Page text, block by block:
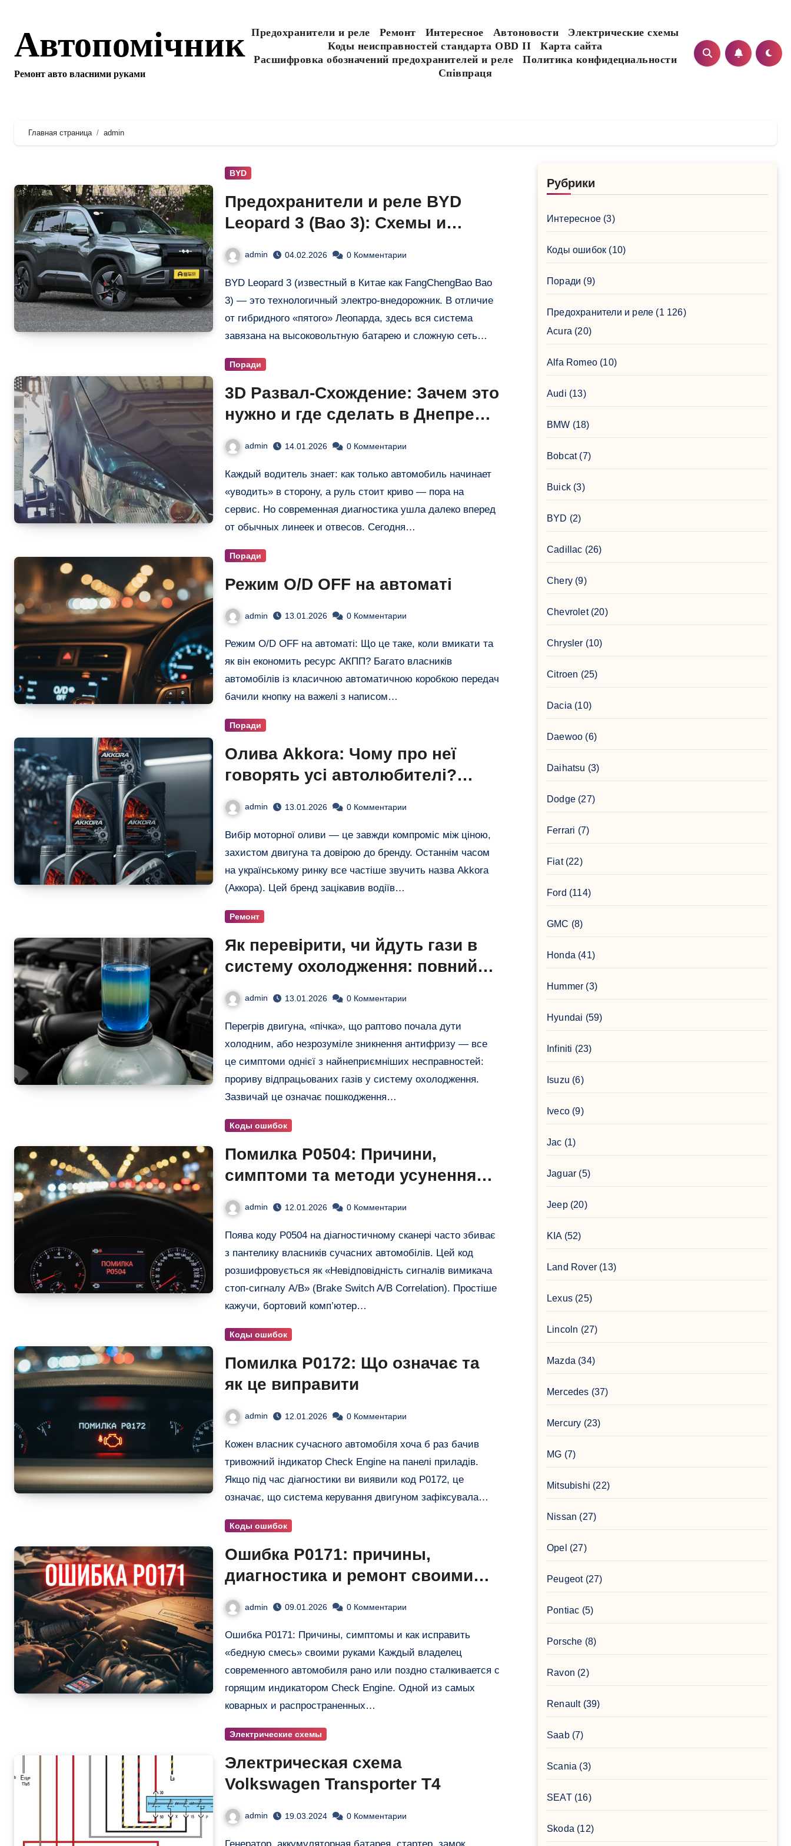
содержанию
Автопомічник
Ремонт авто власними руками
Предохранители и реле Ремонт Интересное Автоновости
Электрические схемы
Коды неисправностей стандарта OBD II
Карта сайта
Расшифровка обозначений предохранителей и реле
Политика конфидециальности
Співпраця
Главная страница admin
BYD
Предохранители и реле BYD
Leopard 3 (Bao 3): Схемы и
расположение
admin 04.02.2026 0 Комментарии
BYD Leopard 3 (известный в Китае как FangChengBao Bao
3) — это технологичный электро-внедорожник. В отличие
от гибридного «пятого» Леопарда, здесь вся система
завязана на высоковольтную батарею и сложную сеть…
Поради
3D Развал-Схождение: Зачем это
нужно и где сделать в Днепре
без очереди?
admin 14.01.2026 0 Комментарии
Каждый водитель знает: как только автомобиль начинает
«уводить» в сторону, а руль стоит криво — пора на
сервис. Но современная диагностика ушла далеко вперед
от обычных линеек и отвесов. Сегодня…
Поради
Режим O/D OFF на автоматі
admin 13.01.2026 0 Комментарии
Режим O/D OFF на автоматі: Що це таке, коли вмикати та
як він економить ресурс АКПП? ​Багато власників
автомобілів із класичною автоматичною коробкою передач
бачили кнопку на важелі з написом…
Поради
Олива Akkora: Чому про неї
говорять усі автолюбителі?
Чесний огляд бренду
admin 13.01.2026 0 Комментарии
Вибір моторної оливи — це завжди компроміс між ціною,
захистом двигуна та довірою до бренду. Останнім часом
на українському ринку все частіше звучить назва Akkora
(Аккора). Цей бренд зацікавив водіїв…
Ремонт
Як перевірити, чи йдуть гази в
систему охолодження: повний
гайд для автовласника
admin 13.01.2026 0 Комментарии
Перегрів двигуна, «пічка», що раптово почала дути
холодним, або незрозуміле зникнення антифризу — все
це симптоми однієї з найнеприємніших несправностей:
прориву відпрацьованих газів у систему охолодження. ​
Зазвичай це означає пошкодження…
Коды ошибок
Помилка P0504: Причини,
симптоми та методи усунення
несправності
admin 12.01.2026 0 Комментарии
Поява коду P0504 на діагностичному сканері часто збиває
з пантелику власників сучасних автомобілів. Цей код
розшифровується як «Невідповідність сигналів вимикача
стоп-сигналу А/В» (Brake Switch A/B Correlation). Простіше
кажучи, бортовий комп’ютер…
Коды ошибок
Помилка P0172: Що означає та
як це виправити
admin 12.01.2026 0 Комментарии
Кожен власник сучасного автомобіля хоча б раз бачив
тривожний індикатор Check Engine на панелі приладів.
Якщо під час діагностики ви виявили код P0172, це
означає, що система керування двигуном зафіксувала…
Коды ошибок
Ошибка P0171: причины,
диагностика и ремонт своими
руками
admin 09.01.2026 0 Комментарии
Ошибка P0171: Причины, симптомы и как исправить
«бедную смесь» своими руками ​Каждый владелец
современного автомобиля рано или поздно сталкивается с
горящим индикатором Check Engine. Одной из самых
коварных и распространенных…
Электрические схемы
Электрическая схема
Volkswagen Transporter T4
admin 19.03.2024 0 Комментарии
Рубрики
Интересное (3)
Коды ошибок (10)
Поради (9)
Предохранители и реле (1 126)
Acura (20)
Alfa Romeo (10)
Audi (13)
BMW (18)
Bobcat(7)
Buick (3)
BYD (2)
Cadillac (26)
Chery (9)
Chevrolet(20)
Chrysler (10)
Citroen (25)
Dacia (10)
Daewoo (6)
Daihatsu (3)
Dodge (27)
Ferrari (7)
Fiat(22)
Ford (114)
GMC (8)
Honda (41)
Hummer (3)
Hyundai (59)
Infiniti (23)
Isuzu (6)
Iveco (9)
Jac (1)
Jaguar (5)
Jeep(20)
KIA(52)
Land Rover (13)
Lexus (25)
Lincoln (27)
Mazda (34)
Mercedes (37)
Mercury (23)
MG (7)
Mitsubishi (22)
Nissan (27)
Opel (27)
Peugeot(27)
Pontiac (5)
Porsche (8)
Ravon (2)
Renault(39)
Saab(7)
Scania (3)
SEAT(16)
Skoda (12)